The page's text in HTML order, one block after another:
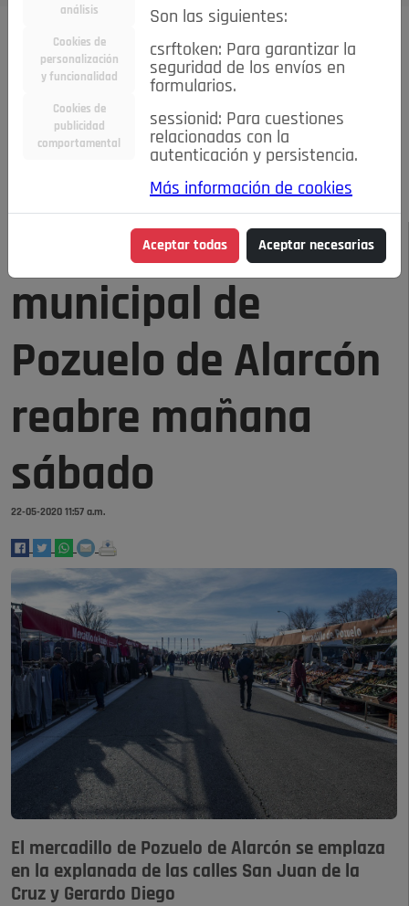
Todas las noticias..
#TePrestoMisOjos Caridad
Ciencia&Tecnología
Economía
Entretenimiento
Estilo de Vida
Internacional
Madrid Opinión IN
Pozuelo de Alarcón
Salud 🔴 En Directo
NOTICIAS
El mercadillo
municipal de
Pozuelo de Alarcón
reabre mañana
sábado
22-05-2020 11:57 a.m.
El mercadillo de Pozuelo de Alarcón se emplaza
en la explanada de las calles San Juan de la
Cruz y Gerardo Diego
análisis
Cookies de
personalización
y funcionalidad
Cookies de
publicidad
comportamental
Son las siguientes:
csrftoken: Para garantizar la
seguridad de los envíos en
formularios.
sessionid: Para cuestiones
relacionadas con la
autenticación y persistencia.
Más información de cookies
Aceptar todas Aceptar necesarias